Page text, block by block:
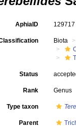
AphiaID
Biota
Status
Rank Genus
Type taxon
Parent